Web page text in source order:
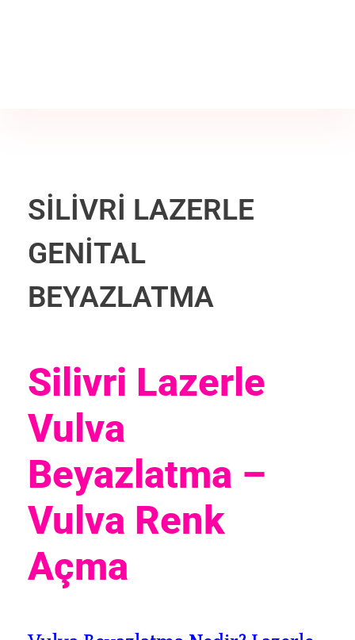
SİLİVRİ LAZERLE
GENİTAL
BEYAZLATMA
Silivri Lazerle
Vulva
Beyazlatma –
Vulva Renk
Açma